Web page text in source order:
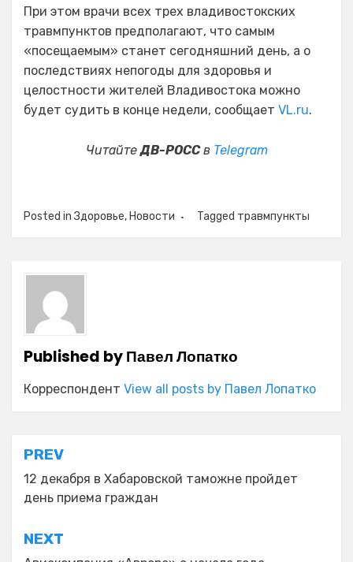
При этом врачи всех трех владивостокских
травмпунктов предполагают, что самым
«посещаемым» станет сегодняшний день, а о
последствиях непогоды для здоровья и
целостности жителей Владивостока можно
будет судить в конце недели, сообщает VL.ru.
ЧитайтеДВ-РОССв Telegram
Posted inЗдоровье, Новости Tagged травмпункты
Published byПавел Лопатко
Корреспондент View all posts by Павел Лопатко
Навигация
по
записям
PREV
12 декабря в Хабаровской таможне пройдет
день приема граждан
NEXT